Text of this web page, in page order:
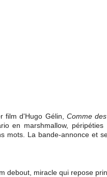
film d'Hugo Gélin, Comme
en marshmallow,
mots. La bande-annonce et
debout, miracle qui repose